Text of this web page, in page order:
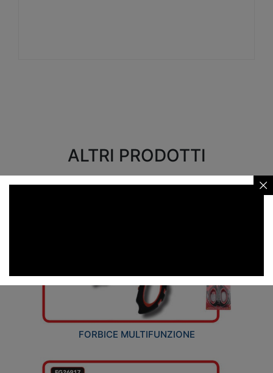
ALTRI PRODOTTI
FORBICE MULTIFUNZIONE